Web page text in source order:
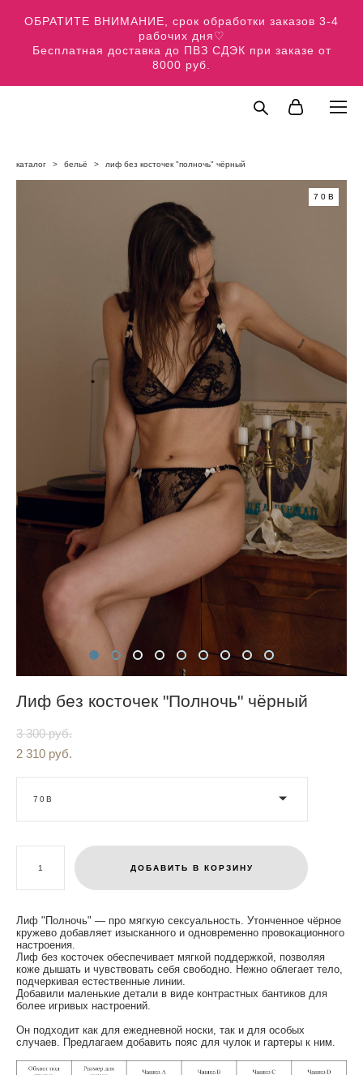
ОБРАТИТЕ ВНИМАНИЕ, срок обработки заказов 3-4
рабочих дня♡
Бесплатная доставка до ПВЗ СДЭК при заказе от
8000 руб.
каталог > бельё > лиф без косточек "полночь" чёрный
70В
Лиф без косточек "Полночь" чёрный
3 300 pуб.
2 310 pуб.
70В
ДОБАВИТЬ В КОРЗИНУ
Лиф "Полночь" — про мягкую сексуальность. Утонченное чёрное
кружево добавляет изысканного и одновременно провокационного
настроения.
Лиф без косточек обеспечивает мягкой поддержкой, позволяя
коже дышать и чувствовать себя свободно. Нежно облегает тело,
подчеркивая естественные линии.
Добавили маленькие детали в виде контрастных бантиков для
более игривых настроений.
Он подходит как для ежедневной носки, так и для особых
случаев. Предлагаем добавить пояс для чулок и гартеры к ним.